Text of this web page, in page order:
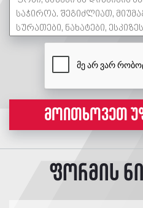
მოითხოვეთ
ფორმის